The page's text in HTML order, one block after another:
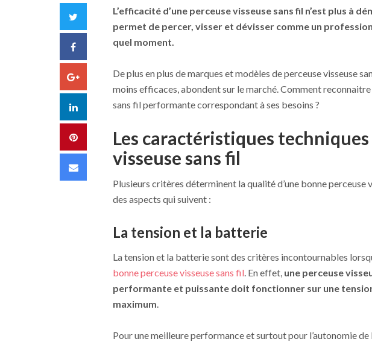
Facebook
Google+
LinkedIn
Pinterest
Email
L’efficacité d’une perceuse visseuse sans fil n’est plus à
permet de percer, visser et dévisser comme un
quel moment.
De plus en plus de marques et modèles de perceuse visseuse
moins efficaces, abondent sur le marché. Comment
sans fil performante correspondant à ses besoins ?
Les caractéristiques techniques
visseuse sans fil
Plusieurs critères déterminent la qualité d’une bonne perceuse
des aspects qui suivent :
La tension et la batterie
La tension et la batterie sont des critères incontournables
bonne perceuse visseuse sans fil. En effet, une perceuse
performante et puissante doit fonctionner sur une
maximum.
Pour une meilleure performance et surtout pour l’autonomie de